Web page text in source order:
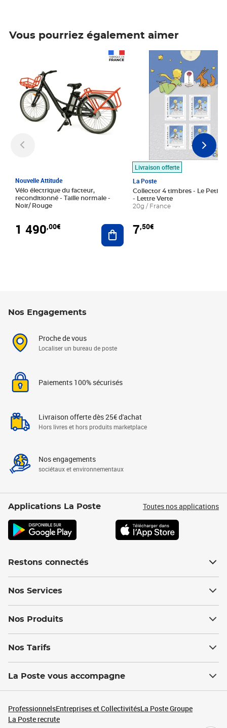
Vous pourriez également aimer
Nouvelle Attitude
Vélo électrique du facteur,
reconditionné - Taille normale -
Noir/ Rouge
1 490,00€ Ajouter au panier
Livraison offerte
La Poste
Collector 4 timbres - Le Petit
- Lettre Verte
20g / France
7,50€
Prix 7,50€
Nos Engagements
Proche de vous
Localiser un bureau de poste
Paiements 100% sécurisés
Livraison offerte dès 25€ d'achat
Hors livres et hors produits marketplace
Nos engagements
sociétaux et environnementaux
Applications La Poste Toutes nos applications
Restons connectés
Nos Services
Nos Produits
Nos Tarifs
La Poste vous accompagne
ProfessionnelsEntreprises et CollectivitésLa Poste Groupe
La Poste recrute